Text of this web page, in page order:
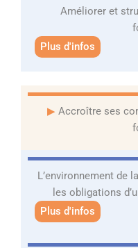
Améliorer et
Plus d'infos
▶ Accroître ses
L’environnement de
les obligations
Plus d'infos